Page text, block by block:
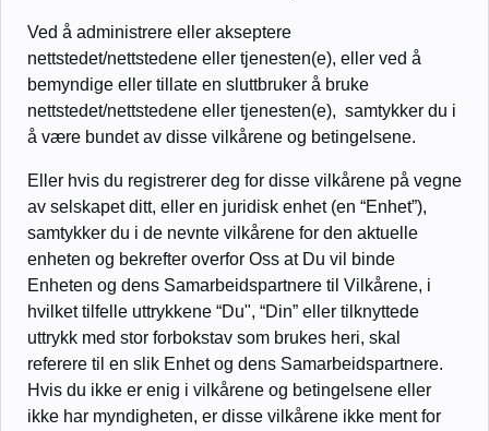
Ved å administrere eller akseptere
nettstedet/nettstedene eller tjenesten(e), eller ved å
bemyndige eller tillate en sluttbruker å bruke
nettstedet/nettstedene eller tjenesten(e), samtykker du i
å være bundet av disse vilkårene og betingelsene.
Eller hvis du registrerer deg for disse vilkårene på vegne
av selskapet ditt, eller en juridisk enhet (en “Enhet”),
samtykker du i de nevnte vilkårene for den aktuelle
enheten og bekrefter overfor Oss at Du vil binde
Enheten og dens Samarbeidspartnere til Vilkårene, i
hvilket tilfelle uttrykkene “Du", “Din” eller tilknyttede
uttrykk med stor forbokstav som brukes heri, skal
referere til en slik Enhet og dens Samarbeidspartnere.
Hvis du ikke er enig i vilkårene og betingelsene eller
ikke har myndigheten, er disse vilkårene ikke ment for